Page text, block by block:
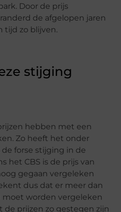
Door de prijs
de afgelopen jaren
tijd zo blijven.
stijging
hebben met een
Zo heeft het onder
forse stijging in de
het CBS is de prijs van
gegaan vergeleken
dus dat er meer dan
moet worden vergeleken
de prijzen zo gestegen zijn